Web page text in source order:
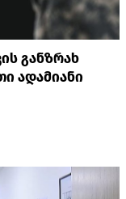
განზრახ
ადამიანი